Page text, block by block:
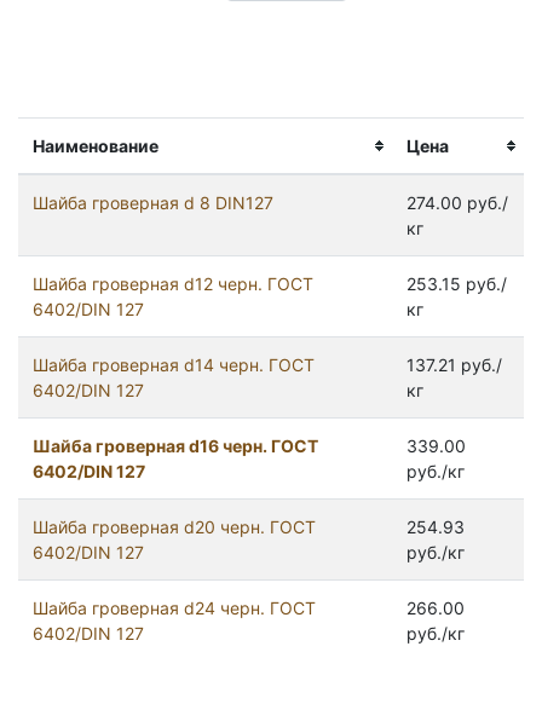
Наименование Цена
Шайба гроверная d 8 DIN127
274.00 руб./
кг
Шайба гроверная d12 черн. ГОСТ
6402/DIN 127
253.15 руб./
кг
Шайба гроверная d14 черн. ГОСТ
6402/DIN 127
137.21 руб./
кг
Шайба гроверная d16 черн. ГОСТ
6402/DIN 127
339.00
руб./кг
Шайба гроверная d20 черн. ГОСТ
6402/DIN 127
254.93
руб./кг
Шайба гроверная d24 черн. ГОСТ
6402/DIN 127
266.00
руб./кг